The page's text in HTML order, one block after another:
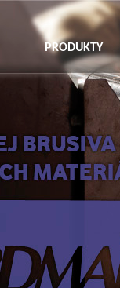
PRODUKTY